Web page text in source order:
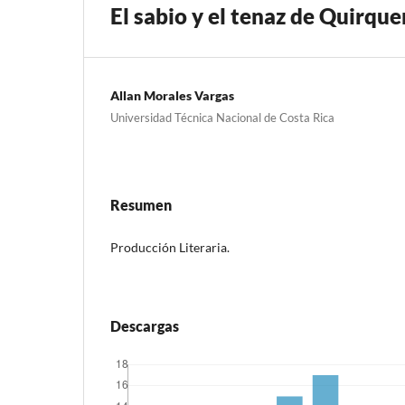
El sabio y el tenaz de
Allan Morales Vargas
Universidad Técnica Nacional de Costa Rica
Resumen
Producción Literaria.
Descargas